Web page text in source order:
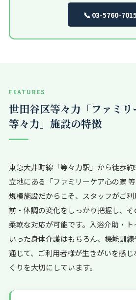
📞 03-5760-
FEATURES
世田谷区等々力「ファミ
等々力」施設の特徴
東急大井町線「等々力駅」から徒歩
立地にある「ファミリーケア心の家
規模施設だからこそ、スタッフがご
前・体調の変化をしっかり把握し、
柔軟な対応が可能です。入浴介助・
いった身体介護はもちろん、機能訓
通じて、ご利用者様が生きがいを感
くりを大切にしています。